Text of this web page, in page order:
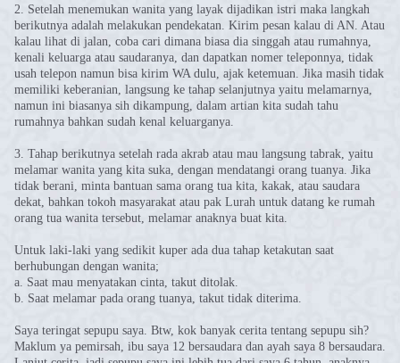
2. Setelah menemukan wanita yang layak dijadikan istri maka langkah
berikutnya adalah melakukan pendekatan. Kirim pesan kalau di AN. Atau
kalau lihat di jalan, coba cari dimana biasa dia singgah atau rumahnya,
kenali keluarga atau saudaranya, dan dapatkan nomer teleponnya, tidak
usah telepon namun bisa kirim WA dulu, ajak ketemuan. Jika masih tidak
memiliki keberanian, langsung ke tahap selanjutnya yaitu melamarnya,
namun ini biasanya sih dikampung, dalam artian kita sudah tahu
rumahnya bahkan sudah kenal keluarganya.
3. Tahap berikutnya setelah rada akrab atau mau langsung tabrak, yaitu
melamar wanita yang kita suka, dengan mendatangi orang tuanya. Jika
tidak berani, minta bantuan sama orang tua kita, kakak, atau saudara
dekat, bahkan tokoh masyarakat atau pak Lurah untuk datang ke rumah
orang tua wanita tersebut, melamar anaknya buat kita.
Untuk laki-laki yang sedikit kuper ada dua tahap ketakutan saat
berhubungan dengan wanita;
a. Saat mau menyatakan cinta, takut ditolak.
b. Saat melamar pada orang tuanya, takut tidak diterima.
Saya teringat sepupu saya. Btw, kok banyak cerita tentang sepupu sih?
Maklum ya pemirsah, ibu saya 12 bersaudara dan ayah saya 8 bersaudara.